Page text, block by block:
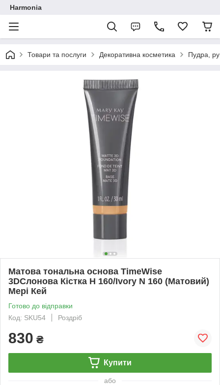
Harmonia
Товари та послуги Декоративна косметика Пудра,
Матова тональна основа TimeWise
3DСлонова Кістка Н 160/Ivory N 160 (Матовий)
Мері Кей
Готово до відправки
Код: SKU54
Роздріб
830 ₴
Купити
або